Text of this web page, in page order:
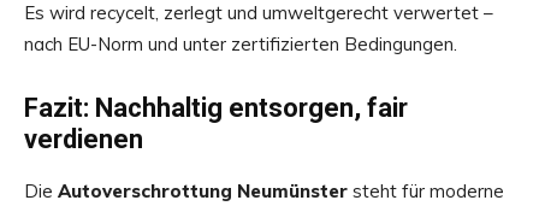
Es wird recycelt, zerlegt und umweltgerecht verwertet –
nach EU-Norm und unter zertifizierten Bedingungen.
Fazit: Nachhaltig entsorgen, fair
verdienen
Die Autoverschrottung Neumünster steht für moderne